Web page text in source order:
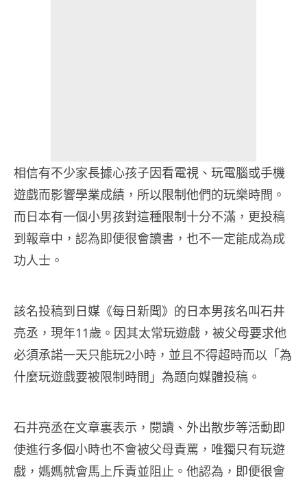
相信有不少家長據心孩子因看電視、玩電腦或手機
遊戲而影響學業成績，所以限制他們的玩樂時間。
而日本有一個小男孩對這種限制十分不滿，更投稿
到報章中，認為即便很會讀書，也不一定能成為成
功人士。
該名投稿到日媒《每日新聞》的日本男孩名叫石井
亮丞，現年11歲。因其太常玩遊戲，被父母要求他
必須承諾一天只能玩2小時，並且不得超時而以「為
什麼玩遊戲要被限制時間」為題向媒體投稿。
石井亮丞在文章裏表示，閱讀、外出散步等活動即
使進行多個小時也不會被父母責罵，唯獨只有玩遊
戲，媽媽就會馬上斥責並阻止。他認為，即便很會